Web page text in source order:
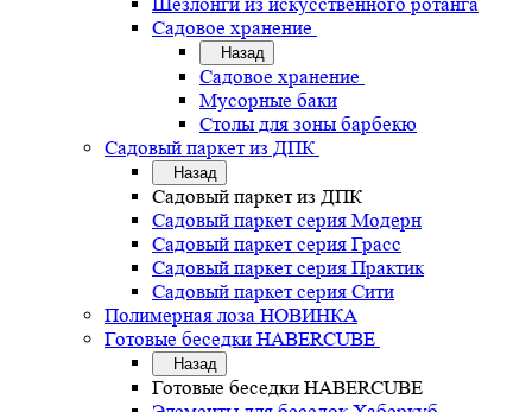
Садовое хранение
Назад
Садовое хранение
Мусорные баки
Столы для зоны барбекю
Садовый паркет из ДПК
Назад
Садовый паркет из ДПК
Садовый паркет серия Mодерн
Садовый паркет серия Грасс
Садовый паркет серия Практик
Садовый паркет серия Сити
Полимерная лоза НОВИНКА
Готовые беседки HABERCUBE
Назад
Готовые беседки HABERCUBE